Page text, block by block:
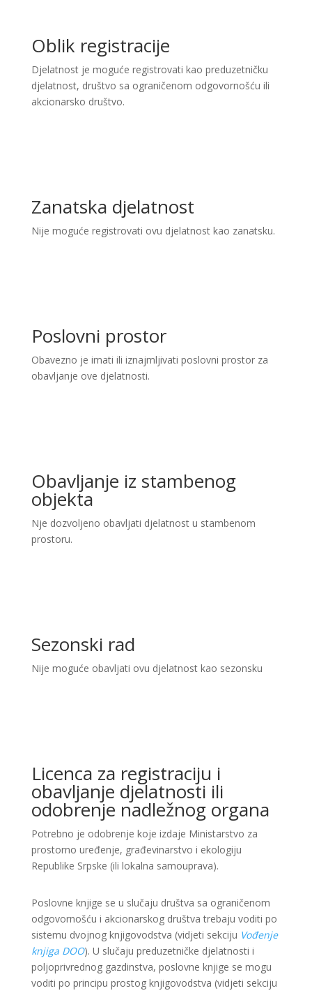
Oblik registracije
Djelatnost je moguće registrovati kao preduzetničku
djelatnost, društvo sa ograničenom odgovornošću ili
akcionarsko društvo.
Zanatska djelatnost
Nije moguće registrovati ovu djelatnost kao zanatsku.
Poslovni prostor
Obavezno je imati ili iznajmljivati poslovni prostor za
obavljanje ove djelatnosti.
Obavljanje iz stambenog
objekta
Nje dozvoljeno obavljati djelatnost u stambenom
prostoru.
Sezonski rad
Nije moguće obavljati ovu djelatnost kao sezonsku
Licenca za registraciju i
obavljanje djelatnosti ili
odobrenje nadležnog organa
Potrebno je odobrenje koje izdaje Ministarstvo za
prostorno uređenje, građevinarstvo i ekologiju
Republike Srpske (ili lokalna samouprava).
Poslovne knjige se u slučaju društva sa ograničenom
odgovornošću i akcionarskog društva trebaju voditi po
sistemu dvojnog knjigovodstva (vidjeti sekciju Vođenje
knjiga DOO). U slučaju preduzetničke djelatnosti i
poljoprivrednog gazdinstva, poslovne knjige se mogu
voditi po principu prostog knjigovodstva (vidjeti sekciju